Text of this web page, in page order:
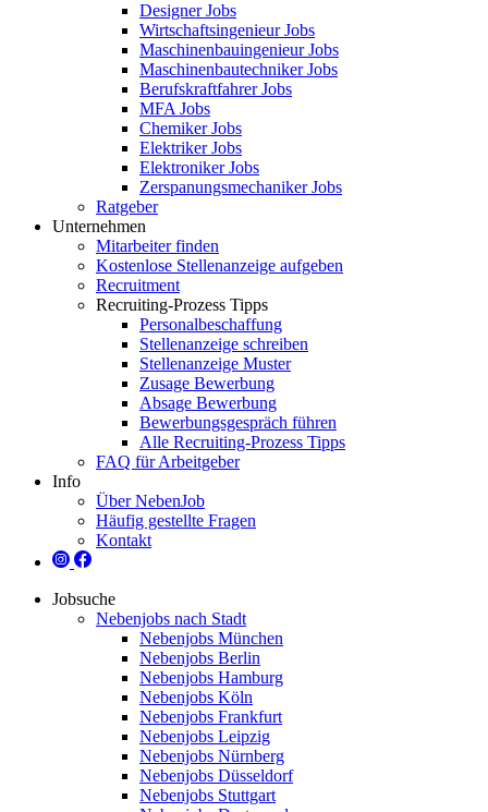
Designer Jobs
Wirtschaftsingenieur Jobs
Maschinenbauingenieur Jobs
Maschinenbautechniker Jobs
Berufskraftfahrer Jobs
MFA Jobs
Chemiker Jobs
Elektriker Jobs
Elektroniker Jobs
Zerspanungsmechaniker Jobs
Ratgeber
Unternehmen
Mitarbeiter finden
Kostenlose Stellenanzeige aufgeben
Recruitment
Recruiting-Prozess Tipps
Personalbeschaffung
Stellenanzeige schreiben
Stellenanzeige Muster
Zusage Bewerbung
Absage Bewerbung
Bewerbungsgespräch führen
Alle Recruiting-Prozess Tipps
FAQ für Arbeitgeber
Info
Über NebenJob
Häufig gestellte Fragen
Kontakt
Jobsuche
Nebenjobs nach Stadt
Nebenjobs München
Nebenjobs Berlin
Nebenjobs Hamburg
Nebenjobs Köln
Nebenjobs Frankfurt
Nebenjobs Leipzig
Nebenjobs Nürnberg
Nebenjobs Düsseldorf
Nebenjobs Stuttgart